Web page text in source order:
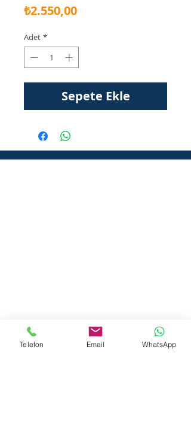
₺2.550,00Fiyat
Adet *
Sepete Ekle
Telefon Email WhatsApp